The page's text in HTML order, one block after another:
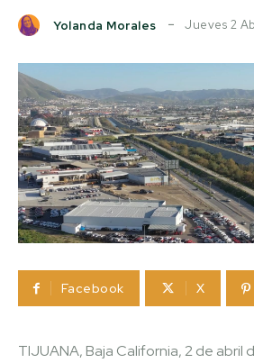
Yolanda Morales Jueves 2
Facebook X
TIJUANA, Baja California, 2 de abril